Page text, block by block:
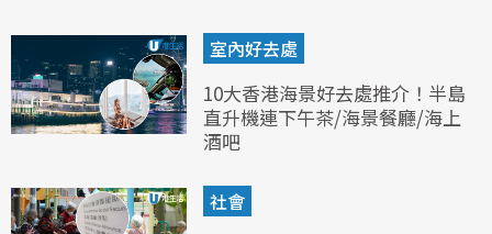
室內好去處
10大香港海景好去處推介！半島
直升機連下午茶/海景餐廳/海上
酒吧
社會